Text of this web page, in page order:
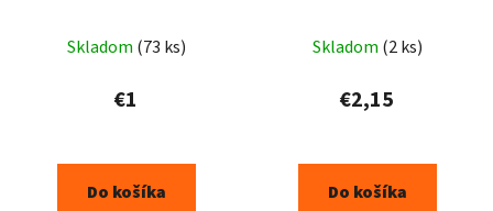
Skladom (73 ks)
€1
Do košíka
Skladom (2 ks)
€2,15
Do košíka